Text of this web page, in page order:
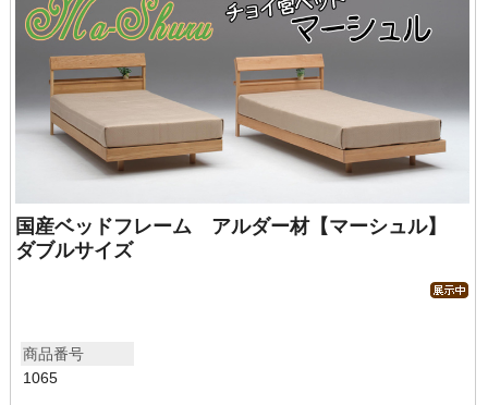
国産ベッドフレーム アルダー材【マーシュル】
ダブルサイズ
商品番号
1065